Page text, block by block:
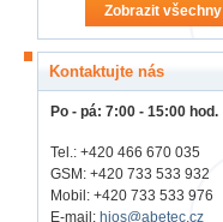
Zobrazit všechny
Kontaktujte nás
Po - pá: 7:00 - 15:00 hod.
Tel.: +420 466 670 035
GSM: +420 733 533 932
Mobil: +420 733 533 976
E-mail: hios@abetec.cz